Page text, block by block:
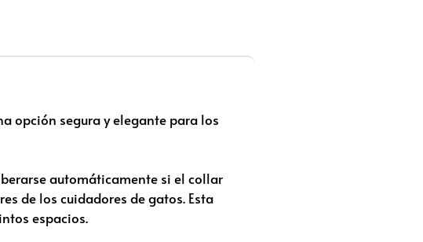
opción segura y elegante para los
automáticamente si el collar
de los cuidadores de gatos. Esta
espacios.